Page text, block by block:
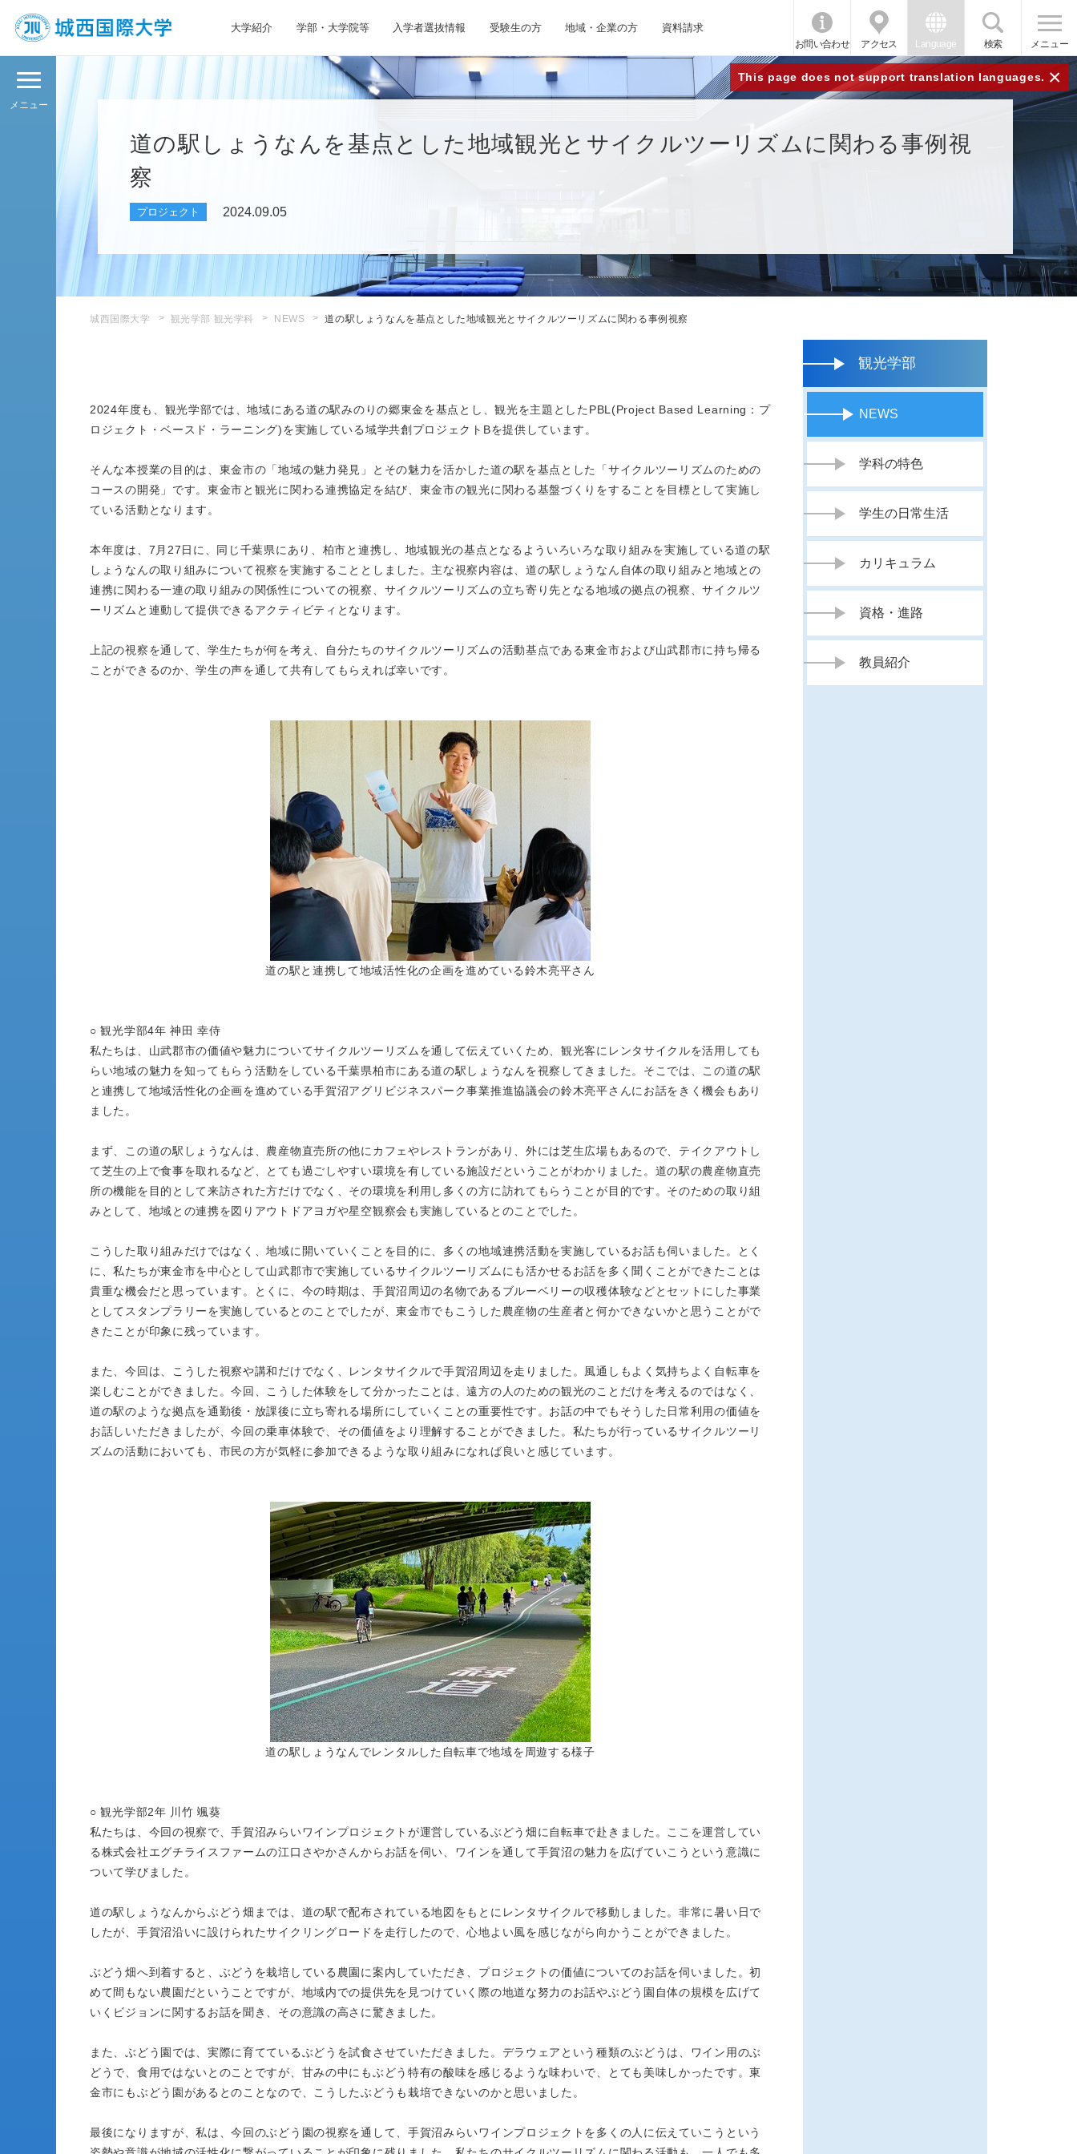
大学紹介 学部・大学院等 入学者選抜情報 受験生の方 地域・企業の方 資料請求
お問い合わせ アクセス Language 検索 メニュー
This page does not support translation languages. ×
メニュー
道の駅しょうなんを基点とした地域観光とサイクルツーリズムに関わる事例視
察
プロジェクト 2024.09.05
城西国際大学 観光学部 観光学科 NEWS 道の駅しょうなんを基点とした地域観光とサイクルツーリズムに関わる事例視察
2024年度も、観光学部では、地域にある道の駅みのりの郷東金を基点とし、観光を主題としたPBL(Project Based Learning：プ
ロジェクト・ベースド・ラーニング)を実施している域学共創プロジェクトBを提供しています。
そんな本授業の目的は、東金市の「地域の魅力発見」とその魅力を活かした道の駅を基点とした「サイクルツーリズムのための
コースの開発」です。東金市と観光に関わる連携協定を結び、東金市の観光に関わる基盤づくりをすることを目標として実施し
ている活動となります。
本年度は、7月27日に、同じ千葉県にあり、柏市と連携し、地域観光の基点となるよういろいろな取り組みを実施している道の駅
しょうなんの取り組みについて視察を実施することとしました。主な視察内容は、道の駅しょうなん自体の取り組みと地域との
連携に関わる一連の取り組みの関係性についての視察、サイクルツーリズムの立ち寄り先となる地域の拠点の視察、サイクルツ
ーリズムと連動して提供できるアクティビティとなります。
上記の視察を通して、学生たちが何を考え、自分たちのサイクルツーリズムの活動基点である東金市および山武郡市に持ち帰る
ことができるのか、学生の声を通して共有してもらえれば幸いです。
道の駅と連携して地域活性化の企画を進めている鈴木亮平さん
○ 観光学部4年 神田 幸侍
私たちは、山武郡市の価値や魅力についてサイクルツーリズムを通して伝えていくため、観光客にレンタサイクルを活用しても
らい地域の魅力を知ってもらう活動をしている千葉県柏市にある道の駅しょうなんを視察してきました。そこでは、この道の駅
と連携して地域活性化の企画を進めている手賀沼アグリビジネスパーク事業推進協議会の鈴木亮平さんにお話をきく機会もあり
ました。
まず、この道の駅しょうなんは、農産物直売所の他にカフェやレストランがあり、外には芝生広場もあるので、テイクアウトし
て芝生の上で食事を取れるなど、とても過ごしやすい環境を有している施設だということがわかりました。道の駅の農産物直売
所の機能を目的として来訪された方だけでなく、その環境を利用し多くの方に訪れてもらうことが目的です。そのための取り組
みとして、地域との連携を図りアウトドアヨガや星空観察会も実施しているとのことでした。
こうした取り組みだけではなく、地域に開いていくことを目的に、多くの地域連携活動を実施しているお話も伺いました。とく
に、私たちが東金市を中心として山武郡市で実施しているサイクルツーリズムにも活かせるお話を多く聞くことができたことは
貴重な機会だと思っています。とくに、今の時期は、手賀沼周辺の名物であるブルーベリーの収穫体験などとセットにした事業
としてスタンプラリーを実施しているとのことでしたが、東金市でもこうした農産物の生産者と何かできないかと思うことがで
きたことが印象に残っています。
また、今回は、こうした視察や講和だけでなく、レンタサイクルで手賀沼周辺を走りました。風通しもよく気持ちよく自転車を
楽しむことができました。今回、こうした体験をして分かったことは、遠方の人のための観光のことだけを考えるのではなく、
道の駅のような拠点を通勤後・放課後に立ち寄れる場所にしていくことの重要性です。お話の中でもそうした日常利用の価値を
お話しいただきましたが、今回の乗車体験で、その価値をより理解することができました。私たちが行っているサイクルツーリ
ズムの活動においても、市民の方が気軽に参加できるような取り組みになれば良いと感じています。
道の駅しょうなんでレンタルした自転車で地域を周遊する様子
○ 観光学部2年 川竹 颯葵
私たちは、今回の視察で、手賀沼みらいワインプロジェクトが運営しているぶどう畑に自転車で赴きました。ここを運営してい
る株式会社エグチライスファームの江口さやかさんからお話を伺い、ワインを通して手賀沼の魅力を広げていこうという意識に
ついて学びました。
道の駅しょうなんからぶどう畑までは、道の駅で配布されている地図をもとにレンタサイクルで移動しました。非常に暑い日で
したが、手賀沼沿いに設けられたサイクリングロードを走行したので、心地よい風を感じながら向かうことができました。
ぶどう畑へ到着すると、ぶどうを栽培している農園に案内していただき、プロジェクトの価値についてのお話を伺いました。初
めて間もない農園だということですが、地域内での提供先を見つけていく際の地道な努力のお話やぶどう園自体の規模を広げて
いくビジョンに関するお話を聞き、その意識の高さに驚きました。
また、ぶどう園では、実際に育てているぶどうを試食させていただきました。デラウェアという種類のぶどうは、ワイン用のぶ
どうで、食用ではないとのことですが、甘みの中にもぶどう特有の酸味を感じるような味わいで、とても美味しかったです。東
金市にもぶどう園があるとのことなので、こうしたぶどうも栽培できないのかと思いました。
最後になりますが、私は、今回のぶどう園の視察を通して、手賀沼みらいワインプロジェクトを多くの人に伝えていこうという
観光学部
NEWS
学科の特色
学生の日常生活
カリキュラム
資格・進路
教員紹介